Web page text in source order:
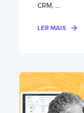
CRM, ...
LER MAIS